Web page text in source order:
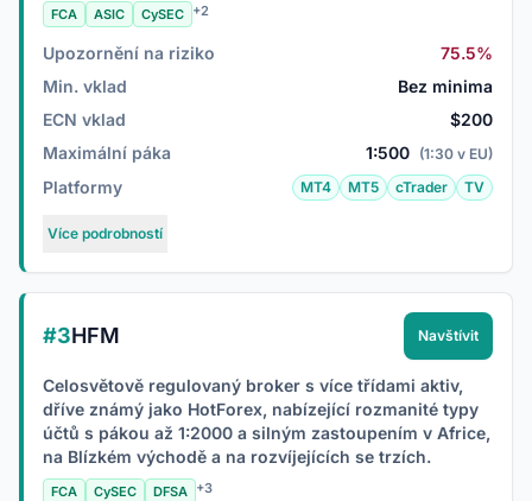
FCA ASIC CySEC +2
Upozornění na riziko
75.5%
Min. vklad
Bez minima
ECN vklad
$200
Maximální páka
1:500 (1:30 v EU)
Platformy MT4 MT5 cTrader TV
Více podrobností
#3HFM Navštívit
Celosvětově regulovaný broker s více třídami aktiv,
dříve známý jako HotForex, nabízející rozmanité typy
účtů s pákou až 1:2000 a silným zastoupením v Africe,
na Blízkém východě a na rozvíjejících se trzích.
FCA CySEC DFSA +3